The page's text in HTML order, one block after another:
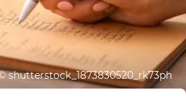
shutterstock_1873830520_rk73ph